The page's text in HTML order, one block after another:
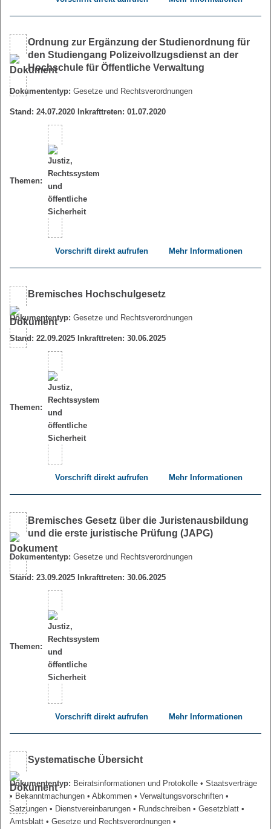
Ordnung zur Ergänzung der Studienordnung für
den Studiengang Polizeivollzugsdienst an der
Hochschule für Öffentliche Verwaltung
Dokumententyp: Gesetze und Rechtsverordnungen
Stand: 24.07.2020 Inkrafttreten: 01.07.2020
Themen:
Vorschrift direkt aufrufen Mehr Informationen
Bremisches Hochschulgesetz
Dokumententyp: Gesetze und Rechtsverordnungen
Stand: 22.09.2025 Inkrafttreten: 30.06.2025
Themen:
Vorschrift direkt aufrufen Mehr Informationen
Bremisches Gesetz über die Juristenausbildung
und die erste juristische Prüfung (JAPG)
Dokumententyp: Gesetze und Rechtsverordnungen
Stand: 23.09.2025 Inkrafttreten: 30.06.2025
Themen:
Vorschrift direkt aufrufen Mehr Informationen
Systematische Übersicht
Dokumententyp: Beiratsinformationen und Protokolle • Staatsverträge
• Bekanntmachungen • Abkommen • Verwaltungsvorschriften •
Satzungen • Dienstvereinbarungen • Rundschreiben • Gesetzblatt •
Amtsblatt • Gesetze und Rechtsverordnungen •